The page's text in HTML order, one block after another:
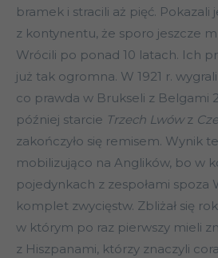
bramek i stracili aż pięć. Pokazali
z kontynentu, że sporo jeszcze
Wrócili po ponad 10 latach. Ich
już tak ogromna. W 1921 r.
co prawda w Brukseli z Belgami
później starcie Trzech Lwówz
zakończyło się remisem. Wynik
mobilizująco na Anglików, bo w
pojedynkach z zespołami spoza
komplet zwycięstw. Zbliżał się rok
w którym po raz pierwszy mieli
z Hiszpanami, którzy znaczyli